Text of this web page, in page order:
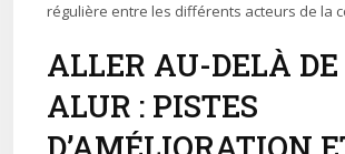
régulière entre les différents acteurs de la
ALLER AU-DELÀ
ALUR : PISTES